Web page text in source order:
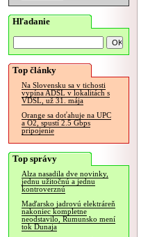
Hľadanie
Top články
Na Slovensku sa v tichosti
vypína ADSL v lokalitách s
VDSL, už 31. mája
Orange sa doťahuje na UPC
a O2, spustí 2.5 Gbps
pripojenie
Top správy
Alza nasadila dve novinky,
jednu užitočnú a jednu
kontroverznú
Maďarsko jadrovú elektráreň
nakoniec kompletne
neodstavilo, Rumunsko mení
tok Dunaja